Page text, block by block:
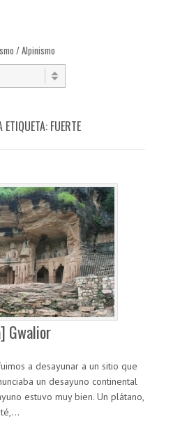
/ Alpinismo
ETIQUETA: FUERTE
Gwalior
a desayunar a un sitio que
un desayuno continental
estuvo muy bien. Un plátano,
té,…